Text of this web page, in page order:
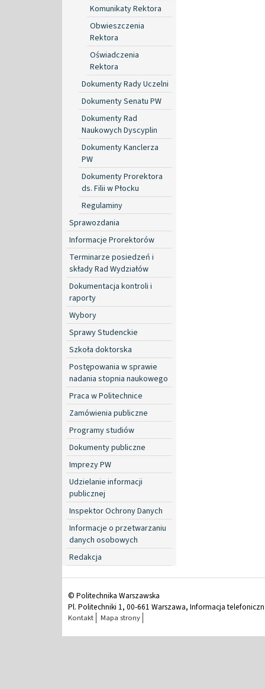
Komunikaty Rektora
Obwieszczenia
Rektora
Oświadczenia
Rektora
Dokumenty Rady Uczelni
Dokumenty Senatu PW
Dokumenty Rad
Naukowych Dyscyplin
Dokumenty Kanclerza
PW
Dokumenty Prorektora
ds. Filii w Płocku
Regulaminy
Sprawozdania
Informacje Prorektorów
Terminarze posiedzeń i
składy Rad Wydziałów
Dokumentacja kontroli i
raporty
Wybory
Sprawy Studenckie
Szkoła doktorska
Postępowania w sprawie
nadania stopnia naukowego
Praca w Politechnice
Zamówienia publiczne
Programy studiów
Dokumenty publiczne
Imprezy PW
Udzielanie informacji
publicznej
Inspektor Ochrony Danych
Informacje o przetwarzaniu
danych osobowych
Redakcja
© Politechnika Warszawska
Pl. Politechniki 1, 00-661 Warszawa, Informacja
Kontakt Mapa strony